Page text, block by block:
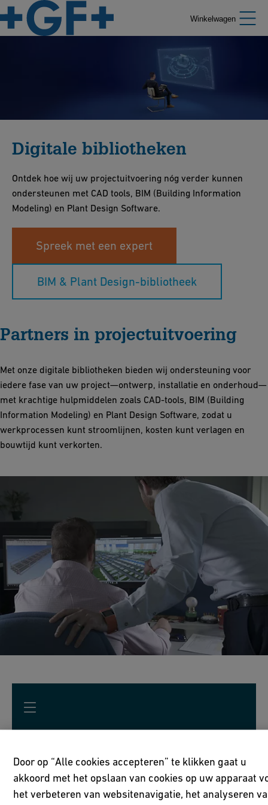
Winkelwagen
Digitale bibliotheken
Ontdek hoe wij uw projectuitvoering nóg verder kunnen
ondersteunen met CAD tools, BIM (Building Information
Modeling) en Plant Design Software.
Spreek met een expert
BIM & Plant Design-bibliotheek
Partners in projectuitvoering
Met onze digitale bibliotheken bieden wij ondersteuning voor
iedere fase van uw project—ontwerp, installatie en onderhoud—
met krachtige hulpmiddelen zoals CAD-tools, BIM (Building
Information Modeling) en Plant Design Software, zodat u
werkprocessen kunt stroomlijnen, kosten kunt verlagen en
bouwtijd kunt verkorten.
Optimalisatie voor processen
Door op “Alle cookies accepteren” te klikken gaat u
akkoord met het opslaan van cookies op uw apparaat
het verbeteren van websitenavigatie, het analyseren